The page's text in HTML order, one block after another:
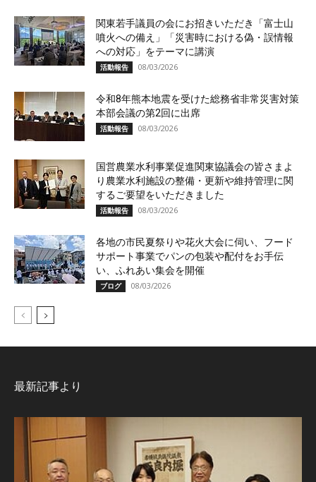
関東若手議員の会にお招きいただき「富士山
噴火への備え」「災害時における偽・誤情報
への対応」をテーマに講演
活動報告 08/03/2026
令和8年熊本地震を受けた総務省非常災害対策
本部会議の第2回に出席
活動報告 08/03/2026
国営農業水利事業促進関東協議会の皆さまよ
り農業水利施設の整備・更新や維持管理に関
するご要望をいただきました
活動報告 08/03/2026
各地の市民夏祭りや花火大会に伺い、フード
サポート事業でパンの包装や配付をお手伝
い、ふれあい集会を開催
ブログ 08/03/2026
最新記事より